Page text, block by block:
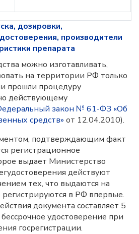
дозировки,
производители
препарата
можно изготавливать,
на территории РФ только
прошли процедуру
действующему
закон № 61-ФЗ «Об
средств» от 12.04.2010).
подтверждающим факт
регистрационное
выдает Министерство
действуют
тех, что выдаются на
в РФ впервые.
документа составляет 5
удостоверение при
госрегистрации.